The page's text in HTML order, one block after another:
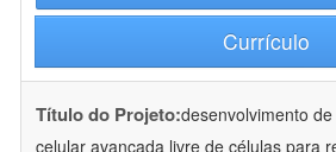
Currículo
Título do Projeto:desenvolvimento
celular avançada livre de células para